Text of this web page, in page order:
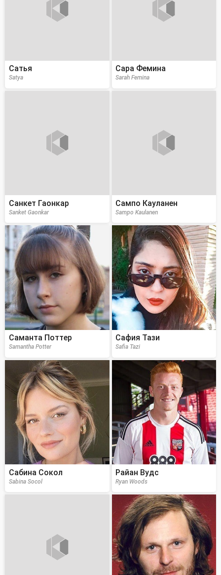
Сатья
Satya
Сара Фемина
Sarah Femina
Санкет Гаонкар
Sanket Gaonkar
Сампо Кауланен
Sampo Kaulanen
Саманта Поттер
Samantha Potter
Сафия Тази
Safia Tazi
Сабина Сокол
Sabina Socol
Райан Вудс
Ryan Woods